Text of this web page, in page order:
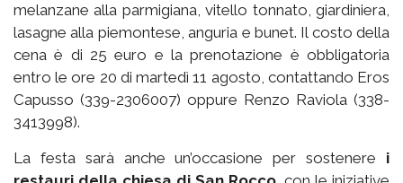
melanzane alla parmigiana, vitello tonnato, giardiniera,
lasagne alla piemontese, anguria e bunet. Il costo della
cena è di 25 euro e la prenotazione è obbligatoria
entro le ore 20 di martedì 11 agosto, contattando Eros
Capusso (339-2306007) oppure Renzo Raviola (338-
3413998).
La festa sarà anche un’occasione per sostenere i